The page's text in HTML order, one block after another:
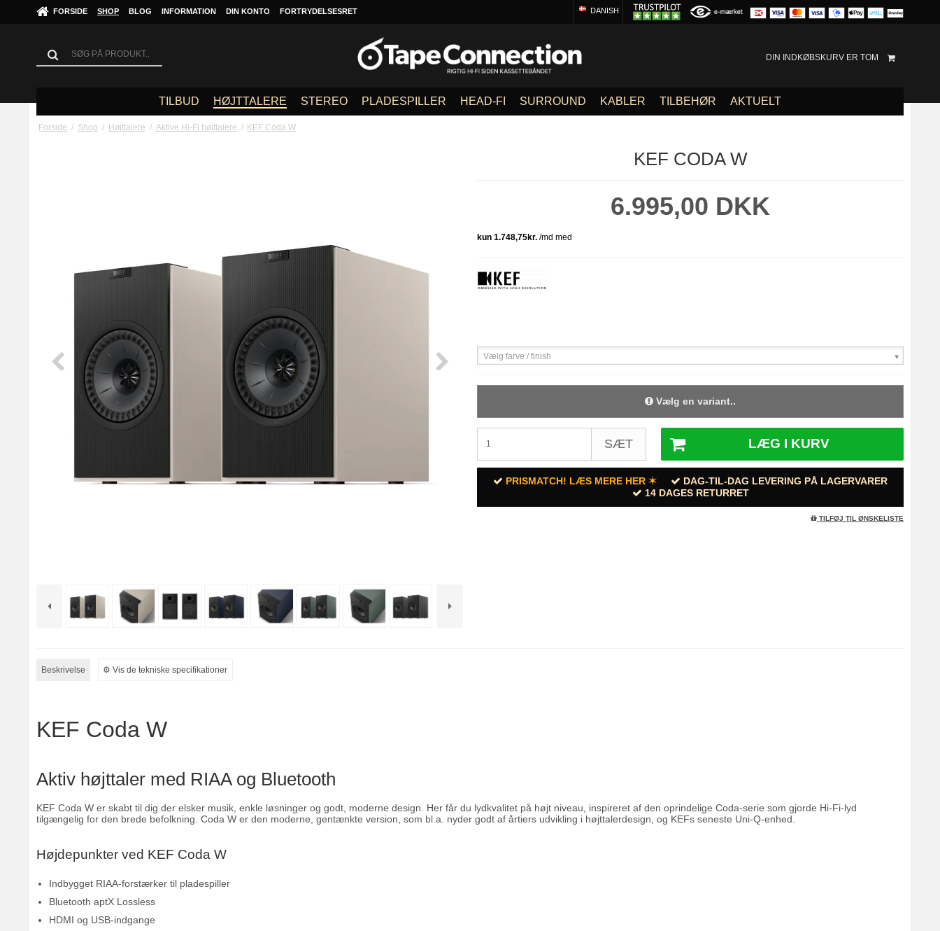
FORSIDE SHOP BLOG INFORMATION DIN KONTO FORTRYDELSESRET DANISH
DIN INDKØBSKURV ER TOM
TILBUD HØJTTALERE STEREO PLADESPILLER HEAD-FI SURROUND KABLER TILBEHØR AKTUELT
Forside / Shop / Højttalere / Aktive Hi-Fi højttalere / KEF Coda W
KEF CODA W
6.995,00 DKK
Vælg farve / finish
Vælg en variant..
SÆT LÆG I KURV
PRISMATCH! LÆS MERE HER ✶
DAG-TIL-DAG LEVERING PÅ LAGERVARER
14 DAGES RETURRET
TILFØJ TIL ØNSKELISTE
Beskrivelse ⚙︎ Vis de tekniske specifikationer
KEF Coda W
Aktiv højttaler med RIAA og Bluetooth
KEF Coda W er skabt til dig der elsker musik, enkle løsninger og godt, moderne design. Her får du lydkvalitet på højt niveau, inspireret af den oprindelige Coda-serie som gjorde Hi-Fi-lyd
tilgængelig for den brede befolkning. Coda W er den moderne, gentænkte version, som bl.a. nyder godt af årtiers udvikling i højttalerdesign, og KEFs seneste Uni-Q-enhed.
Højdepunkter ved KEF Coda W
Indbygget RIAA-forstærker til pladespiller
Bluetooth aptX Lossless
HDMI og USB-indgange